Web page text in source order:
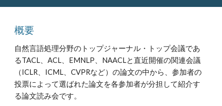
概要
自然言語処理分野のトップジャーナル・トップ会議であ
るTACL、ACL、EMNLP、NAACLと直近開催の関連会議
（ICLR、ICML、CVPRなど）の論文の中から、参加者の
投票によって選ばれた論文を各参加者が分担して紹介す
る論文読み会です。